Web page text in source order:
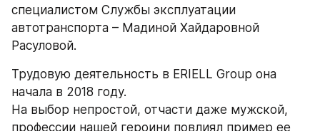
специалистом Службы эксплуатации
автотранспорта – Мадиной Хайдаровной
Расуловой.
Трудовую деятельность в ERIELL Group она
начала в 2018 году.
На выбор непростой, отчасти даже мужской,
профессии нашей героини повлиял пример ее